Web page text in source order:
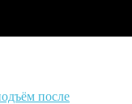
после